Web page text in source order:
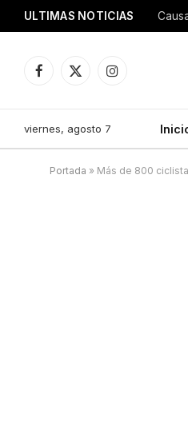
ULTIMAS NOTICIAS
Facebook
X
Instagram
viernes, agosto 7
Portada » Más de 800